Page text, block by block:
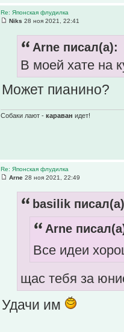
Re: Японская флудилка
Niks 28 ноя 2021, 22:41
Arne писал(а):
В моей хате на
Может пианино?
Собаки лают - караван идет!
Re: Японская флудилка
Arne 28 ноя 2021, 22:49
basilik
Arne
Все идеи
щас тебя за
Удачи им